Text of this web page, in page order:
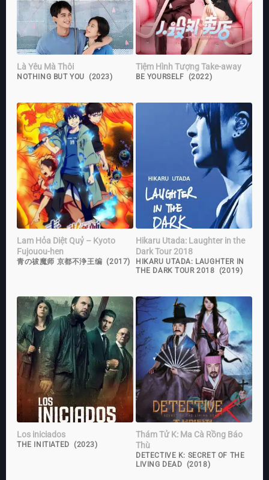
Là Yêu Mà Thôi
NOTHING BUT YOU (2023)
Tiệm Hình Tượng Take-away
BE YOURSELF (2022)
Lam Hỏa Diệt Quỷ – Kyoto
Fujouou-hen
青の祓魔师 京都不浄王编 (2017)
Hikaru Utada: Laughter in the
Dark Tour 2018
HIKARU UTADA: LAUGHTER IN
THE DARK TOUR 2018 (2019)
Los iniciados
THE INITIATED (2023)
Thám Tử K: Ma Cà Rồng Báo
Thù
DETECTIVE K: SECRET OF THE
LIVING DEAD (2018)